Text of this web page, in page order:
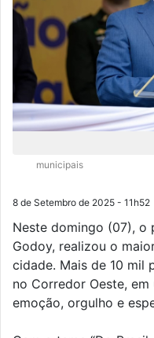
municipais
8 de Setembro de 2025 - 11h52
Neste domingo (07), o
Godoy, realizou o
cidade. Mais de 10 mil
no Corredor Oeste,
emoção, orgulho e